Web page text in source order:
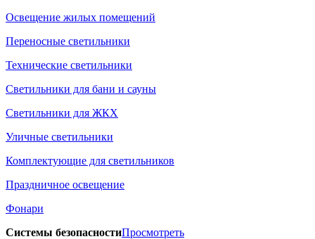
Освещение жилых помещений
Переносные светильники
Технические светильники
Светильники для бани и сауны
Светильники для ЖКХ
Уличные светильники
Комплектующие для светильников
Праздничное освещение
Фонари
Системы безопасностиПросмотреть